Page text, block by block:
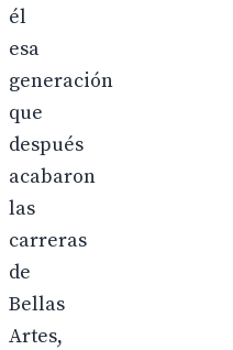
él
esa
generación
que
después
acabaron
las
carreras
de
Bellas
Artes,